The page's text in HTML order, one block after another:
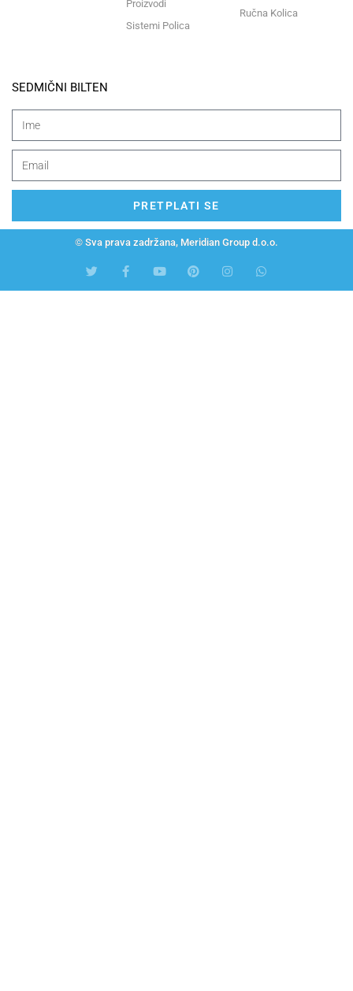
Proizvodi
Sistemi Polica
Ručna Kolica
SEDMIČNI BILTEN
PRETPLATI SE
© Sva prava zadržana, Meridian Group d.o.o.